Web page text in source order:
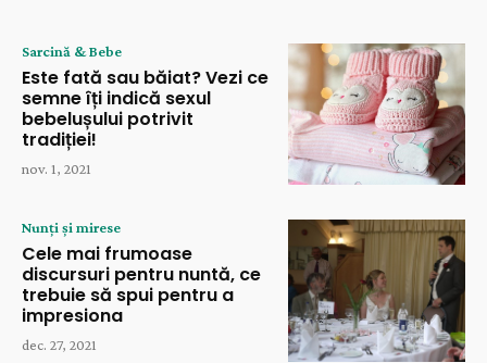
Sarcină & Bebe
Este fată sau băiat? Vezi ce
semne îți indică sexul
bebelușului potrivit
tradiției!
nov. 1, 2021
Nunți și mirese
Cele mai frumoase
discursuri pentru nuntă, ce
trebuie să spui pentru a
impresiona
dec. 27, 2021